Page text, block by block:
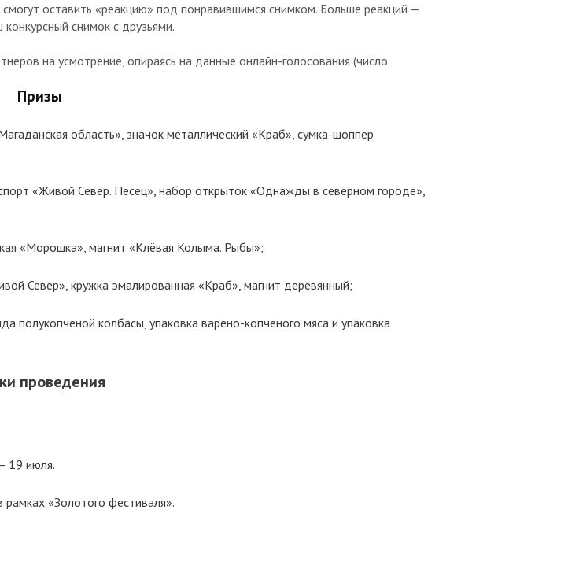
оставить «реакцию» под понравившимся снимком. Больше реакций —
снимок с друзьями.
на усмотрение, опираясь на данные онлайн-голосования (число
Призы
область», значок металлический «Краб», сумка-шоппер
«Живой Север. Песец», набор открыток «Однажды в северном городе»,
«Морошка», магнит «Клёвая Колыма. Рыбы»;
Север», кружка эмалированная «Краб», магнит деревянный;
полукопченой колбасы, упаковка варено-копченого мяса и упаковка
проведения
19 июля.
«Золотого фестиваля».